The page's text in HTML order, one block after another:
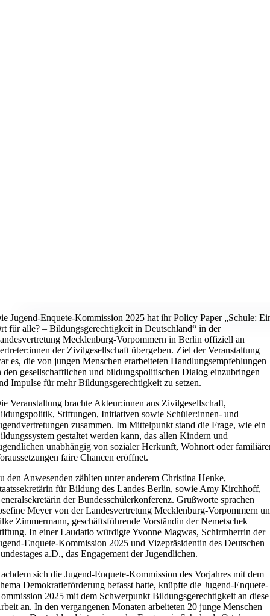
Jugend-Enquete-Kommission 2025 hat ihr Policy Paper „Schule:
für alle? – Bildungsgerechtigkeit in Deutschland“ in der
Mecklenburg-Vorpommern in Berlin offiziell an
der Zivilgesellschaft übergeben. Ziel der Veranstaltung
es, die von jungen Menschen erarbeiteten Handlungsempfehlungen
den gesellschaftlichen und bildungspolitischen Dialog einzubringen
Impulse für mehr Bildungsgerechtigkeit zu setzen.
Veranstaltung brachte Akteur:innen aus Zivilgesellschaft,
Stiftungen, Initiativen sowie Schüler:innen- und
zusammen. Im Mittelpunkt stand die Frage, wie ein
gestaltet werden kann, das allen Kindern und
unabhängig von sozialer Herkunft, Wohnort oder
faire Chancen eröffnet.
den Anwesenden zählten unter anderemChristina Henke,
für Bildung des Landes Berlin, sowie Amy Kirchhoff,
der Bundesschülerkonferenz. Grußworte sprachen
Meyervon der Landesvertretung Mecklenburg-Vorpommern
Zimmermann, geschäftsführende Vorständin der Nemetschek
In einer Laudatio würdigteYvonne Magwas, Schirmherrin der
Enquete-Kommission 2025 und Vizepräsidentin des Deutschen
a.D., das Engagement der Jugendlichen.
sich die Jugend-Enquete-Kommission des Vorjahres mit dem
Demokratieförderung befasst hatte, knüpfte die Jugend-Enquete-
2025 mit dem Schwerpunkt Bildungsgerechtigkeit an diese
an. In den vergangenen Monaten arbeiteten 20 junge Menschen